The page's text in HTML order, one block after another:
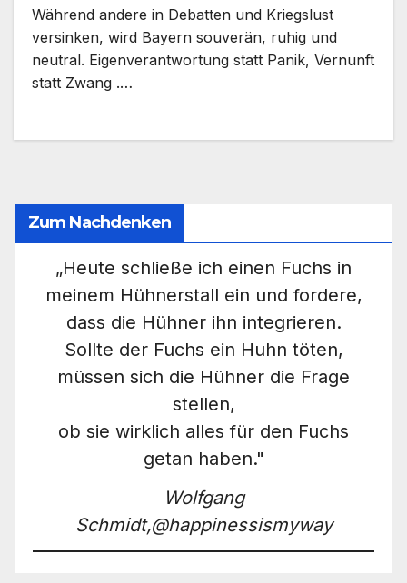
Während andere in Debatten und Kriegslust
versinken, wird Bayern souverän, ruhig und
neutral. Eigenverantwortung statt Panik, Vernunft
statt Zwang .…
Zum Nachdenken
„Heute schließe ich einen Fuchs in
meinem Hühnerstall ein und fordere,
dass die Hühner ihn integrieren.
Sollte der Fuchs ein Huhn töten,
müssen sich die Hühner die Frage
stellen,
ob sie wirklich alles für den Fuchs
getan haben."
Wolfgang
Schmidt,@happinessismyway